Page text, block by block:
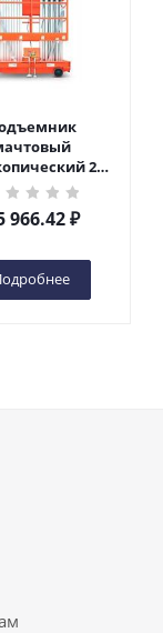
200
TOR GTWY10-
2-мачтовый
(N) в
966.42₽